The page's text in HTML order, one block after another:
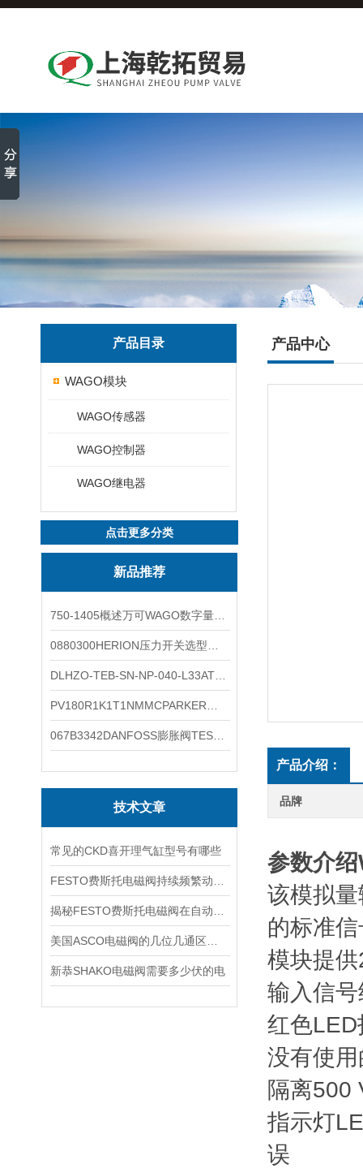
产品目录
WAGO模块
WAGO传感器
WAGO控制器
WAGO继电器
点击更多分类
新品推荐
技术文章
常见的CKD喜开理气缸型号有哪些
新恭SHAKO电磁阀需要多少伏的电
产品中心
产品介绍：
品牌
参数介
该模拟
的标准
模块提
输入信
红色
没有使
隔离500
指示灯
误